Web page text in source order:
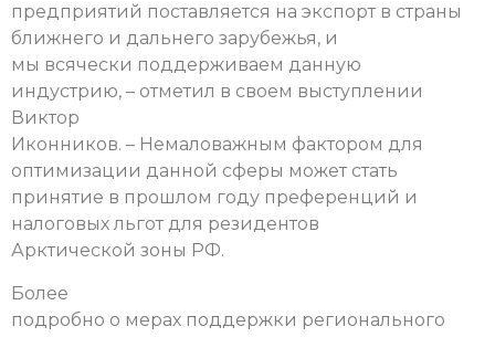
предприятий поставляется на экспорт в страны
ближнего и дальнего зарубежья, и
мы всячески поддерживаем данную
индустрию, – отметил в своем выступлении
Виктор
Иконников. – Немаловажным фактором для
оптимизации данной сферы может стать
принятие в прошлом году преференций и
налоговых льгот для резидентов
Арктической зоны РФ.
Более
подробно о мерах поддержки регионального